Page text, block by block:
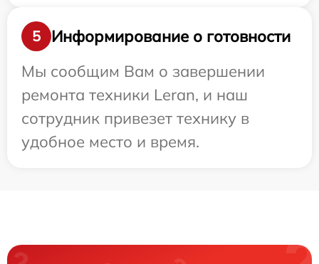
5
Информирование о готовности
Мы сообщим Вам о завершении
ремонта техники Leran, и наш
сотрудник привезет технику в
удобное место и время.